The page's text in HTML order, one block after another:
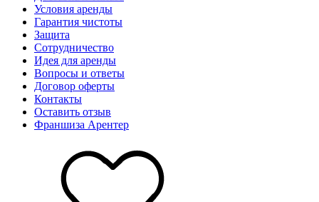
Условия аренды
Гарантия чистоты
Защита
Сотрудничество
Идея для аренды
Вопросы и ответы
Договор оферты
Контакты
Оставить отзыв
Франшиза Арентер